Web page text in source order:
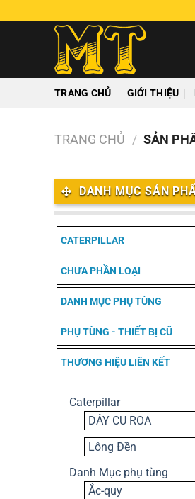
đến
TRANG CHỦ GIỚI THIỆU
TRANG CHỦ / SẢN
DANH MỤC SẢN
CATERPILLAR
CHƯA PHẦN LOẠI
DANH MỤC PHỤ TÙNG
PHỤ TÙNG - THIẾT BỊ CŨ
THƯƠNG HIỆU LIÊN KẾT
Caterpillar
DÂY CU ROA
Lông Đền
Danh Mục phụ tùng
Ắc-quy